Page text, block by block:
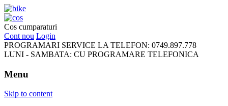
FreeRideBikes
Cos cumparaturi
Cont nou Login
PROGRAMARI SERVICE LA TELEFON: 0749.897.778
LUNI - SAMBATA: CU PROGRAMARE TELEFONICA
Menu
Skip to content